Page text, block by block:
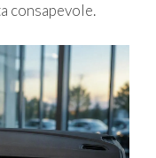
consapevole.